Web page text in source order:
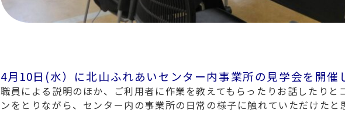
4月10日(水）に北山ふれあいセンター内事業所の見学会を開催
職員による説明のほか、ご利用者に作業を教えてもらったりお話したりと
ンをとりながら、センター内の事業所の日常の様子に触れていただけたと